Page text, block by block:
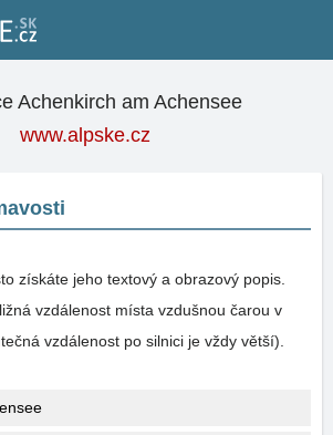
Achenkirch am Achensee
www.alpske.cz
získáte jeho textový a obrazový popis.
vzdálenost místa vzdušnou čarou v
vzdálenost po silnici je vždy větší).